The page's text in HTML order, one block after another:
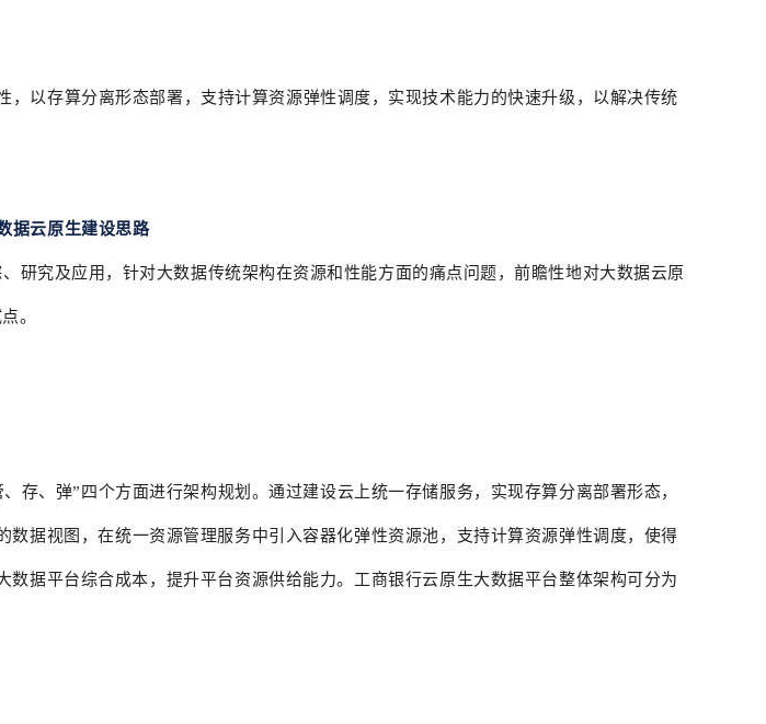
以存算分离形态部署，支持计算资源弹性调度，实现技术能力的快速升级，以解决传统
据云原生建设思路
研究及应用，针对大数据传统架构在资源和性能方面的痛点问题，前瞻性地对大数据云原
。
存、弹”四个方面进行架构规划。通过建设云上统一存储服务，实现存算分离部署形态，
据视图，在统一资源管理服务中引入容器化弹性资源池，支持计算资源弹性调度，使得
据平台综合成本，提升平台资源供给能力。工商银行云原生大数据平台整体架构可分为